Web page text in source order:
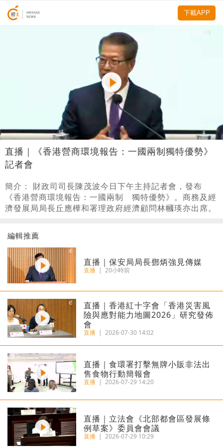
直播｜《香港營商環境報告：一國兩制獨特優勢》
記者會
簡介： 財政司司長陳茂波今日下午主持記者會，發布
《香港營商環境報告：一國兩制 獨特優勢》。商務及經
濟發展局局長丘應樺和署理政府經濟顧問林幗瑛亦出席。
編輯推薦
直播｜保安局局長鄧炳強見傳媒
直播 | 20小時前
直播｜香港紅十字會「香港災害風
險與應對能力地圖2026」研究發佈
會
直播 | 2026-07-30 14:02
直播｜食環署打擊無牌小販非法出
售食物行動簡報會
直播 | 2026-07-29 14:20
直播｜立法會《北部都會區發展條
例草案》委員會會議
直播 | 2026-07-29 10:29
下載APP